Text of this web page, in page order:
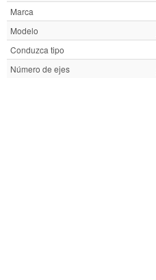
Marca
Modelo
Conduzca tipo
Número de ejes